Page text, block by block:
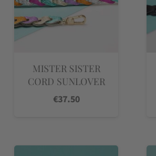
MISTER SISTER
CORD SUNLOVER
€37.50